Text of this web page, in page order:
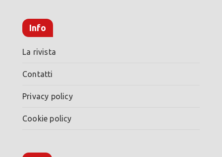
Info
La rivista
Contatti
Privacy policy
Cookie policy